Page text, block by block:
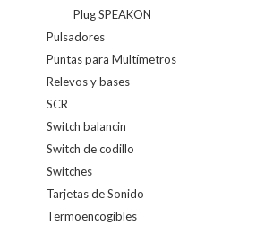
Plug SPEAKON
Pulsadores
Puntas para Multímetros
Relevos y bases
SCR
Switch balancin
Switch de codillo
Switches
Tarjetas de Sonido
Termoencogibles